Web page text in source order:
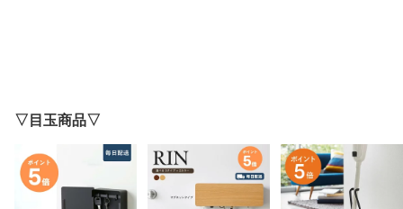
▽目玉商品▽